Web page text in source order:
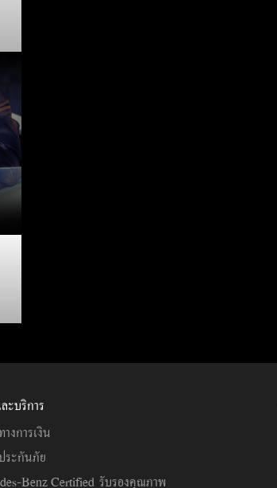
ะบริการ
งการเงิน
ระกันภัย
Benz Certified รับรองคุณภาพ